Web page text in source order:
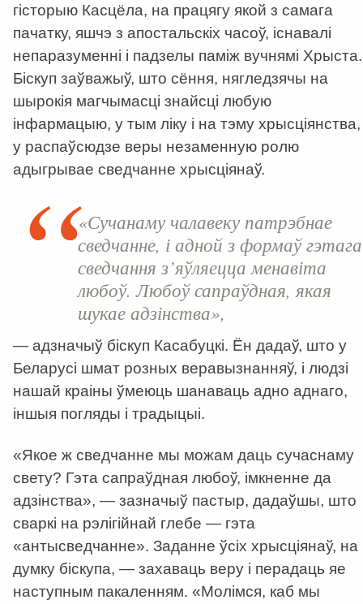
гісторыю Касцёла, на працягу якой з самага
пачатку, яшчэ з апостальскіх часоў, існавалі
непаразуменні і падзелы паміж вучнямі Хрыста.
Біскуп заўважыў, што сёння, нягледзячы на
шырокія магчымасці знайсці любую
інфармацыю, у тым ліку і на тэму хрысціянства,
у распаўсюдзе веры незаменную ролю
адыгрывае сведчанне хрысціянаў.
«Сучанаму чалавеку патрэбнае
сведчанне, і адной з формаў гэтага
сведчання з’яўляецца менавіта
любоў. Любоў сапраўдная, якая
шукае адзінства»,
— адзначыў біскуп Касабуцкі. Ён дадаў, што у
Беларусі шмат розных веравызнанняў, і людзі
нашай краіны ўмеюць шанаваць адно аднаго,
іншыя погляды і традыцыі.
«Якое ж сведчанне мы можам даць сучаснаму
свету? Гэта сапраўдная любоў, імкненне да
адзінства», — зазначыў пастыр, дадаўшы, што
сваркі на рэлігійнай глебе — гэта
«антысведчанне». Заданне ўсіх хрысціянаў, на
думку біскупа, — захаваць веру і перадаць яе
наступным пакаленням. «Молімся, каб мы